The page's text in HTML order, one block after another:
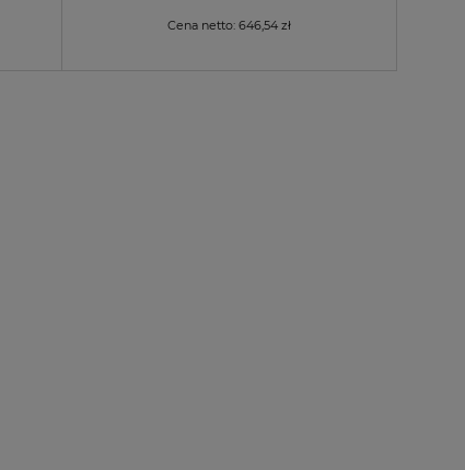
Cena netto: 646,54 zł